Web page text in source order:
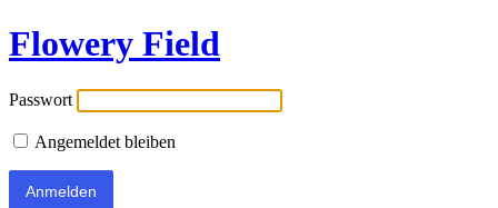
Flowery Field
Passwort
Angemeldet bleiben